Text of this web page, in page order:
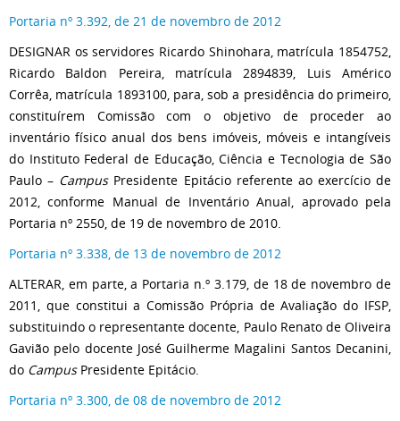
Portaria nº 3.392, de 21 de novembro de 2012
DESIGNAR os servidores Ricardo Shinohara, matrícula 1854752,
Ricardo Baldon Pereira, matrícula 2894839, Luis Américo
Corrêa, matrícula 1893100, para, sob a presidência do primeiro,
constituírem Comissão com o objetivo de proceder ao
inventário físico anual dos bens imóveis, móveis e intangíveis
do Instituto Federal de Educação, Ciência e Tecnologia de São
Paulo – CampusPresidente Epitácio referente ao exercício de
2012, conforme Manual de Inventário Anual, aprovado pela
Portaria nº 2550, de 19 de novembro de 2010.
Portaria nº 3.338, de 13 de novembro de 2012
ALTERAR, em parte, a Portaria n.º 3.179, de 18 de novembro de
2011, que constitui a Comissão Própria de Avaliação do IFSP,
substituindo o representante docente, Paulo Renato de Oliveira
Gavião pelo docente José Guilherme Magalini Santos Decanini,
do CampusPresidente Epitácio.
Portaria nº 3.300, de 08 de novembro de 2012